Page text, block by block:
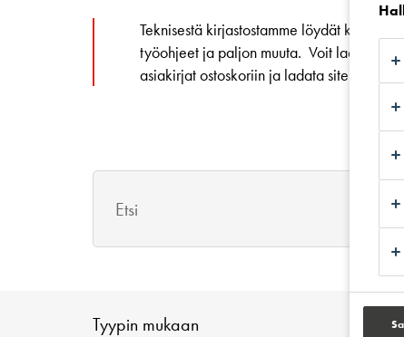
Teknisestä kirjastostamme löydät kaikki
työohjeet ja paljon muuta. Voit ladata
asiakirjat ostoskoriin ja ladata siten useita
Tyypin mukaan